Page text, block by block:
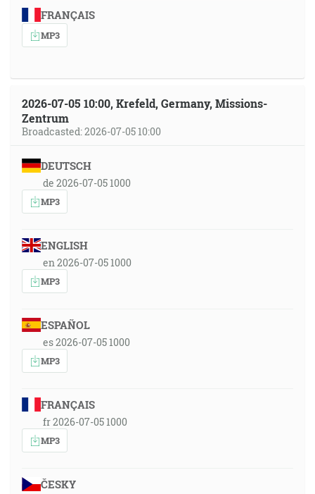
FRANÇAIS
MP3
2026-07-05 10:00, Krefeld, Germany, Missions-
Zentrum
Broadcasted: 2026-07-05 10:00
DEUTSCH
de 2026-07-05 1000
MP3
ENGLISH
en 2026-07-05 1000
MP3
ESPAÑOL
es 2026-07-05 1000
MP3
FRANÇAIS
fr 2026-07-05 1000
MP3
ČESKY